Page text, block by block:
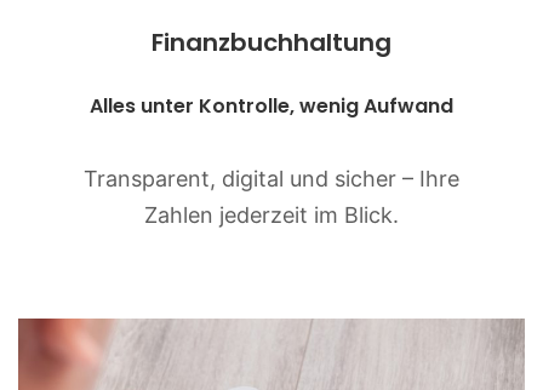
Finanzbuchhaltung
Alles unter Kontrolle, wenig Aufwand
Transparent, digital und sicher – Ihre
Zahlen jederzeit im Blick.